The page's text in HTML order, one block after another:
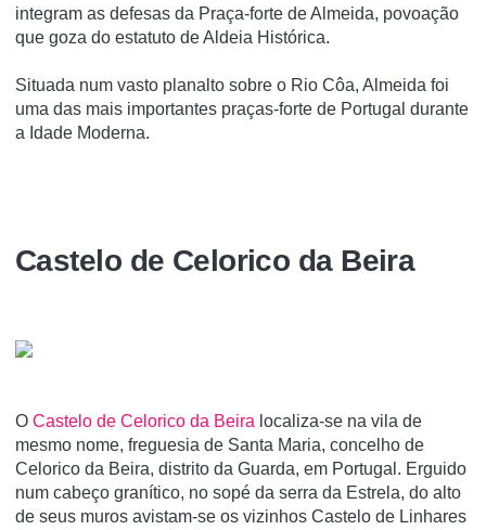
integram as defesas da Praça-forte de Almeida, povoação
que goza do estatuto de Aldeia Histórica.
Situada num vasto planalto sobre o Rio Côa, Almeida foi
uma das mais importantes praças-forte de Portugal durante
a Idade Moderna.
Castelo de Celorico da Beira
O Castelo de Celorico da Beira localiza-se na vila de
mesmo nome, freguesia de Santa Maria, concelho de
Celorico da Beira, distrito da Guarda, em Portugal. Erguido
num cabeço granítico, no sopé da serra da Estrela, do alto
de seus muros avistam-se os vizinhos Castelo de Linhares